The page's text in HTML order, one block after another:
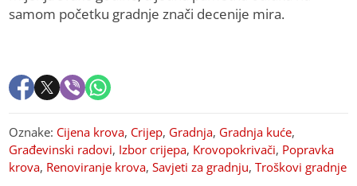
samom početku gradnje znači decenije mira.
Oznake: Cijena krova, Crijep, Gradnja, Gradnja kuće,
Građevinski radovi, Izbor crijepa, Krovopokrivači, Popravka
krova, Renoviranje krova,Savjeti za gradnju,Troškovi gradnje